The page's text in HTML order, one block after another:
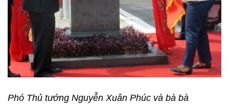
Phó Thủ tướng Nguyễn Xuân Phúc và bà bà